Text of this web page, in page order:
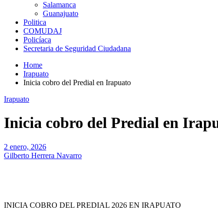
Salamanca
Guanajuato
Politica
COMUDAJ
Policíaca
Secretaria de Seguridad Ciudadana
Home
Irapuato
Inicia cobro del Predial en Irapuato
Irapuato
Inicia cobro del Predial en
2 enero, 2026
Gilberto Herrera Navarro
INICIA COBRO DEL PREDIAL 2026 EN IRAPUATO